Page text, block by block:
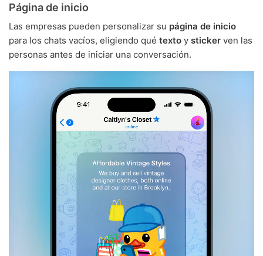
Página de inicio
Las empresas pueden personalizar su página de inicio
para los chats vacíos, eligiendo qué texto y sticker ven las
personas antes de iniciar una conversación.